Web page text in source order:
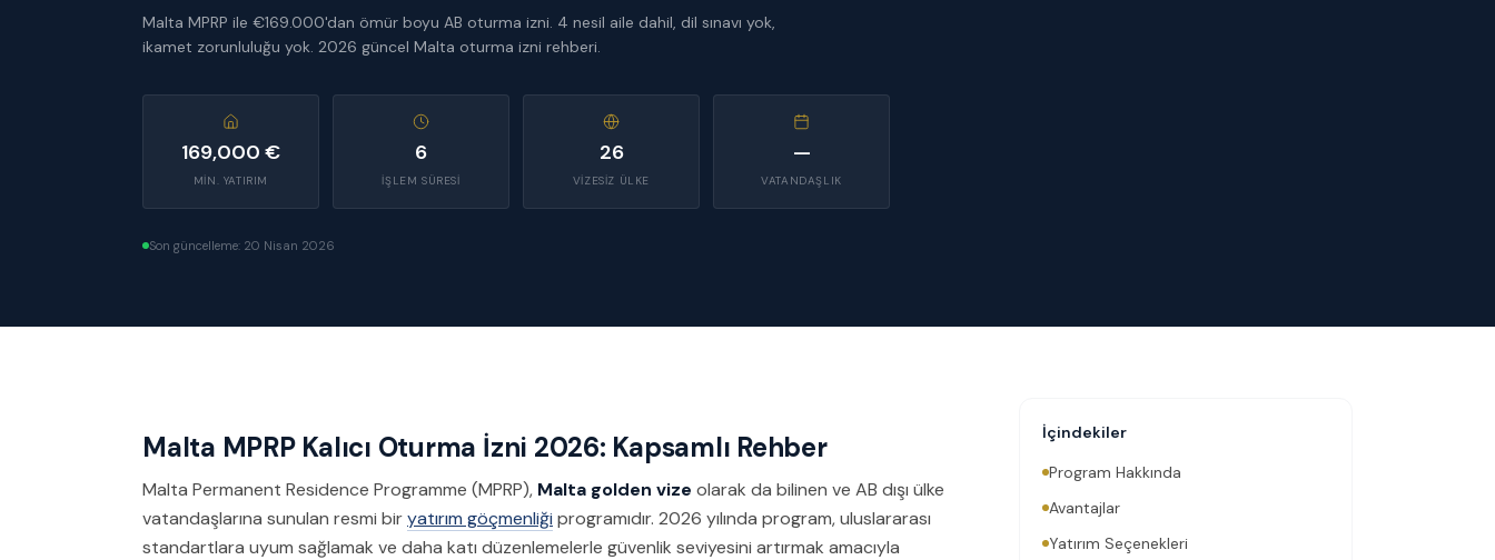
Malta MPRP ile €169.000'dan ömür boyu AB oturma izni. 4 nesil aile dahil, dil sınavı yok,
ikamet zorunluluğu yok. 2026 güncel Malta oturma izni rehberi.
169,000 €
MIN. YATIRIM
6
İŞLEM SÜRESI
26
VIZESIZ ÜLKE
—
VATANDAŞLIK
Son güncelleme: 20 Nisan 2026
Malta MPRP Kalıcı Oturma İzni 2026: Kapsamlı Rehber
Malta Permanent Residence Programme (MPRP), Malta golden vize olarak da bilinen ve AB dışı ülke
vatandaşlarına sunulan resmi biryatırım göçmenliği programıdır. 2026 yılında program, uluslararası
standartlara uyum sağlamak ve daha katı düzenlemelerle güvenlik seviyesini artırmak amacıyla
İçindekiler
Program Hakkında
Avantajlar
Yatırım Seçenekleri